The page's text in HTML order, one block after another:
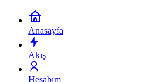
Anasayfa
Akış
Hesabım